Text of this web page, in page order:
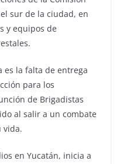
sur de la ciudad, en
y equipos de
es la falta de entrega
para los
de Brigadistas
al salir a un combate
vida.
en Yucatán, inicia a